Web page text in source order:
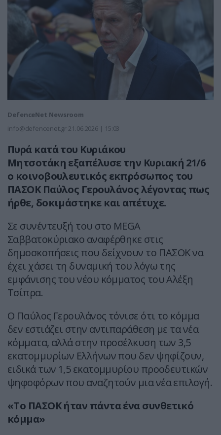
DefenceNet Newsroom
info@defencenet.gr 21.06.2026 | 15:03
Πυρά κατά του Κυριάκου
Μητσοτάκη εξαπέλυσε την Κυριακή 21/6
ο κοινοβουλευτικός εκπρόσωπος του
ΠΑΣΟΚ Παύλος Γερουλάνος λέγοντας πως
ήρθε, δοκιμάστηκε και απέτυχε.
Σε συνέντευξή του στο MEGA
Σαββατοκύριακο αναφέρθηκε στις
δημοσκοπήσεις που δείχνουν το ΠΑΣΟΚ να
έχει χάσει τη δυναμική του λόγω της
εμφάνισης του νέου κόμματος του Αλέξη
Τσίπρα.
Ο Παύλος Γερουλάνος τόνισε ότι το κόμμα
δεν εστιάζει στην αντιπαράθεση με τα νέα
κόμματα, αλλά στην προσέλκυση των 3,5
εκατομμυρίων Ελλήνων που δεν ψηφίζουν,
ειδικά των 1,5 εκατομμυρίου προοδευτικών
ψηφοφόρων που αναζητούν μια νέα επιλογή.
«Το ΠΑΣΟΚ ήταν πάντα ένα συνθετικό
κόμμα»